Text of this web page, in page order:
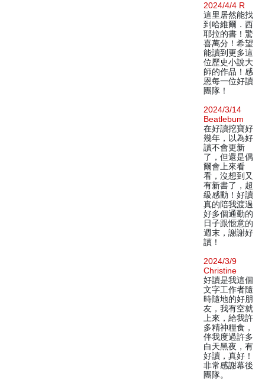
2024/4/4 R
這里居然能找
到哈維爾．西
耶拉的書！驚
喜萬分！希望
能讀到更多這
位歷史小說大
師的作品！感
恩每一位好讀
團隊！
2024/3/14
Beatlebum
在好讀挖寶好
幾年，以為好
讀不會更新
了，但還是偶
爾會上來看
看，沒想到又
有新書了，超
級感動！好讀
真的陪我渡過
好多個通勤的
日子跟愜意的
週末，謝謝好
讀！
2024/3/9
Christine
好讀是我這個
文字工作者隨
時隨地的好朋
友，我有空就
上來，給我許
多精神糧食，
伴我度過許多
白天黑夜，有
好讀，真好！
非常感謝幕後
團隊。